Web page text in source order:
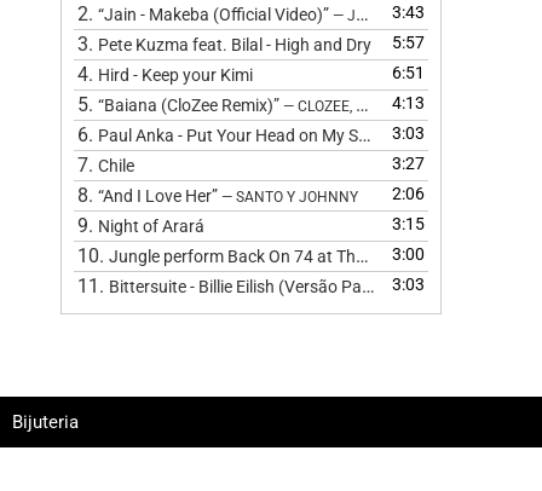
2. “Jain - Makeba (Official Video)” — JAIN 3:43
3. Pete Kuzma feat. Bilal - High and Dry 5:57
4. Hird - Keep your Kimi 6:51
5. “Baiana (CloZee Remix)” — CLOZEE, BARBATUQUES, CLOZEE,
4:13
6. Paul Anka - Put Your Head on My Shoulder (Cover) by The
3:03
7. Chile 3:27
8. “And I Love Her” — SANTO Y JOHNNY 2:06
9. Night of Arará 3:15
10. Jungle perform Back On 74 at The BRIT Awards 2024
3:00
11. Bittersuite - Billie Eilish (Versão Pagode )
3:03
Bijuteria